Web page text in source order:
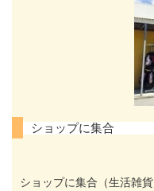
ショップに集合
ショップに集合（生活雑